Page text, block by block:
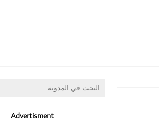
Advertisment